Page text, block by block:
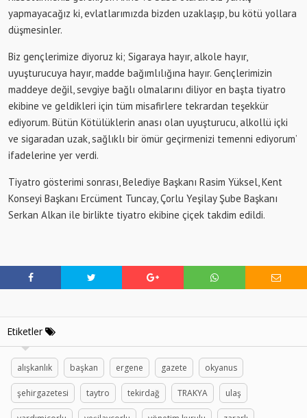
yapmayacağız ki, evlatlarımızda bizden uzaklaşıp, bu kötü yollara
düşmesinler.
Biz gençlerimize diyoruz ki; Sigaraya hayır, alkole hayır,
uyuşturucuya hayır, madde bağımlılığına hayır. Gençlerimizin
maddeye değil, sevgiye bağlı olmalarını diliyor en başta tiyatro
ekibine ve geldikleri için tüm misafirlere tekrardan teşekkür
ediyorum. Bütün Kötülüklerin anası olan uyuşturucu, alkollü içki
ve sigaradan uzak, sağlıklı bir ömür geçirmenizi temenni ediyorum’
ifadelerine yer verdi.
Tiyatro gösterimi sonrası, Belediye Başkanı Rasim Yüksel, Kent
Konseyi Başkanı Ercüment Tuncay, Çorlu Yeşilay Şube Başkanı
Serkan Alkan ile birlikte tiyatro ekibine çiçek takdim edildi.
Etiketler
alışkanlık başkan ergene gazete okyanus
şehirgazetesi taytro tekirdağ TRAKYA ulaş